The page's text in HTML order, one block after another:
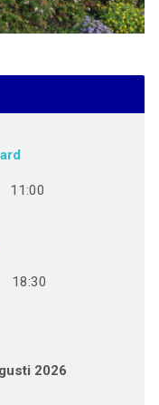
11:00
18:30
2026